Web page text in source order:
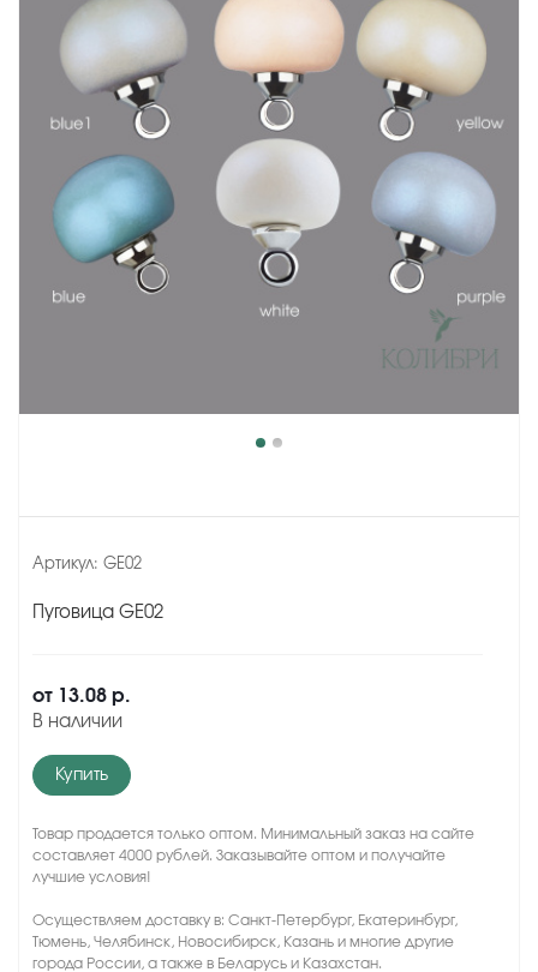
Артикул: GE02
Пуговица GE02
от 13.08 р.
В наличии
Купить
Товар продается только оптом. Минимальный заказ на сайте
составляет 4000 рублей. Заказывайте оптом и получайте
лучшие условия!
Осуществляем доставку в: Санкт-Петербург, Екатеринбург,
Тюмень, Челябинск, Новосибирск, Казань и многие другие
города России, а также в Беларусь и Казахстан.